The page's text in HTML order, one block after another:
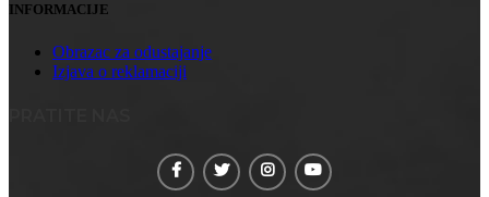
INFORMACIJE
Obrazac za odustajanje
Izjava o reklamaciji